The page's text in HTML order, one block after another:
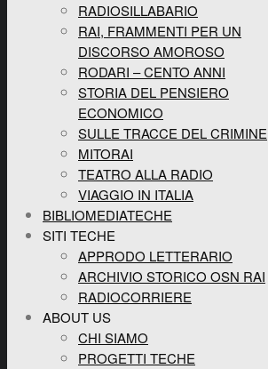
RADIOSILLABARIO
RAI, FRAMMENTI PER UN
DISCORSO AMOROSO
RODARI – CENTO ANNI
STORIA DEL PENSIERO
ECONOMICO
SULLE TRACCE DEL CRIMINE
MITORAI
TEATRO ALLA RADIO
VIAGGIO IN ITALIA
BIBLIOMEDIATECHE
SITI TECHE
APPRODO LETTERARIO
ARCHIVIO STORICO OSN RAI
RADIOCORRIERE
ABOUT US
CHI SIAMO
PROGETTI TECHE